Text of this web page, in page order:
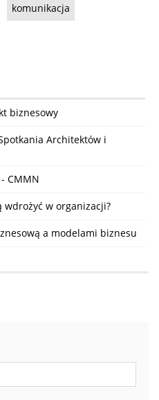
komunikacja
biznesowy
Architektów i
CMMN
w organizacji?
a modelami biznesu